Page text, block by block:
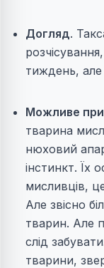
Догляд.
тиждень, але
Можливе
тварина
нюховий
інстинкт. Їх
мисливців,
Але звісно
тварин. Але
слід
тварини,